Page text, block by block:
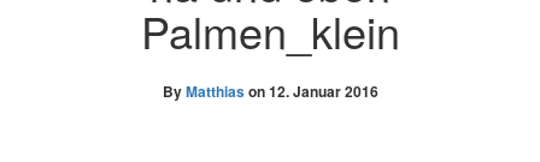
Palmen_klein
ByMatthiason12. Januar 2016